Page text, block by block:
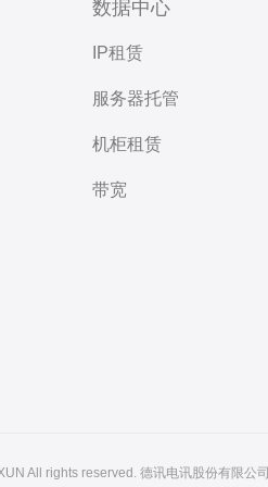
数据中心
IP租赁
服务器托管
机柜租赁
带宽
All rights reserved. 德讯电讯股份有限公司